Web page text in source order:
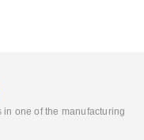
one of the manufacturing